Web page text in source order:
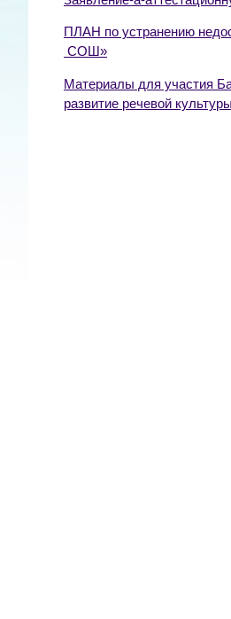
ПЛАН по устранению
СОШ»
Материалы для участия
развитие речевой